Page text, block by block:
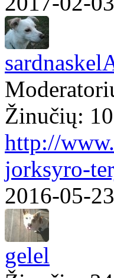
Žinučių:
http://
jorksyro-
2016-05-
gelel